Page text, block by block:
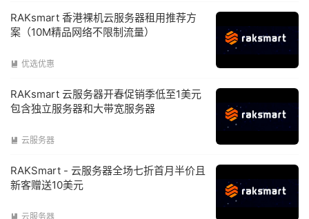
RAKsmart 香港裸机云服务器租用推荐方
案（10M精品网络不限制流量）
 优选优惠
RAKsmart 云服务器开春促销季低至1美元
包含独立服务器和大带宽服务器
 云服务器
RAKSmart - 云服务器全场七折首月半价且
新客赠送10美元
 云服务器